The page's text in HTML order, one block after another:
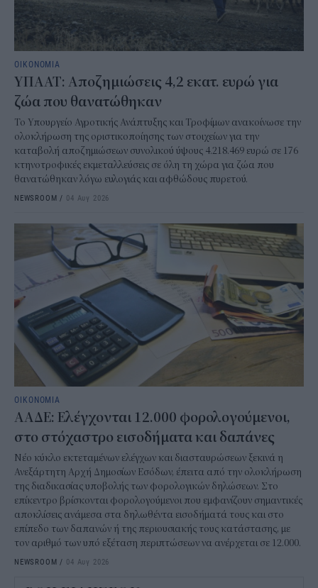
ΟΙΚΟΝΟΜΙΑ
ΥΠΑΑΤ: Αποζημιώσεις 4,2 εκατ. ευρώ για
ζώα που θανατώθηκαν
Το Υπουργείο Αγροτικής Ανάπτυξης και Τροφίμων ανακοίνωσε την
ολοκλήρωση της οριστικοποίησης των στοιχείων για την
καταβολή αποζημιώσεων συνολικού ύψους 4.218.469 ευρώ σε 176
κτηνοτροφικές εκμεταλλεύσεις σε όλη τη χώρα για ζώα που
θανατώθηκαν λόγω ευλογιάς και αφθώδους πυρετού.
NEWSROOM / 04 Αυγ 2026
ΟΙΚΟΝΟΜΙΑ
ΑΑΔΕ: Ελέγχονται 12.000 φορολογούμενοι,
στο στόχαστρο εισοδήματα και δαπάνες
Νέο κύκλο εκτεταμένων ελέγχων και διασταυρώσεων ξεκινά η
Ανεξάρτητη Αρχή Δημοσίων Εσόδων, έπειτα από την ολοκλήρωση
της διαδικασίας υποβολής των φορολογικών δηλώσεων. Στο
επίκεντρο βρίσκονται φορολογούμενοι που εμφανίζουν σημαντικές
αποκλίσεις ανάμεσα στα δηλωθέντα εισοδήματά τους και στο
επίπεδο των δαπανών ή της περιουσιακής τους κατάστασης, με
τον αριθμό των υπό εξέταση περιπτώσεων να ανέρχεται σε 12.000.
NEWSROOM / 04 Αυγ 2026